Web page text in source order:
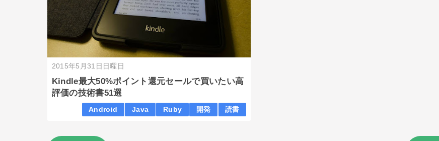
2015年5月31日日曜日
Kindle最大50%ポイント還元セールで買いたい高
評価の技術書51選
Android Java Ruby 開発 読書